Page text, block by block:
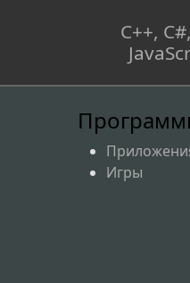
C++,
Игры